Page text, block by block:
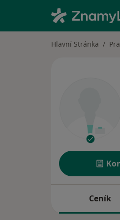
Hlavní Stránka
Ceník